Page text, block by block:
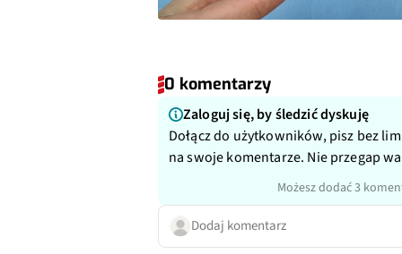
0 komentarzy
Zaloguj się, by śledzić dyskuję
Dołącz do użytkowników, pisz bez
na swoje komentarze. Nie przegap
Możesz dodać 3
Dodaj komentarz